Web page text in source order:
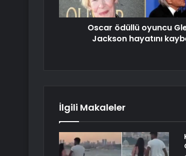
Oscar ödüllü oyuncu
Jackson hayatını
İlgili Makaleler